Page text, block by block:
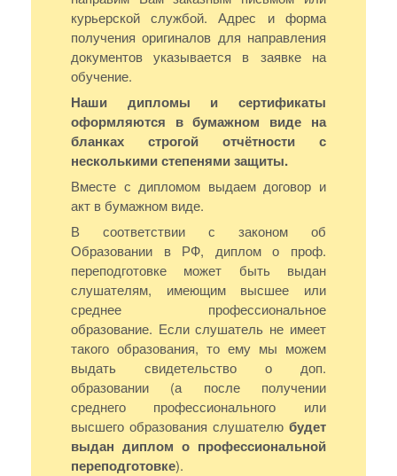
курьерской службой. Адрес и форма
получения оригиналов для направления
документов указывается в заявке на
обучение.
Наши дипломы и сертификаты
оформляются в бумажном виде на
бланках строгой отчётности с
несколькими степенями защиты.
Вместе с дипломом выдаем договор и
акт в бумажном виде.
В соответствии с законом об
Образовании в РФ, диплом о проф.
переподготовке может быть выдан
слушателям, имеющим высшее или
среднее профессиональное
образование. Если слушатель не имеет
такого образования, то ему мы можем
выдать свидетельство о доп.
образовании (а после получении
среднего профессионального или
высшего образования слушателю будет
выдан диплом о профессиональной
переподготовке).